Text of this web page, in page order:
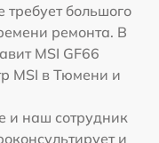
требует большого
ремонта. В
MSI GF66
MSI в Тюмени и
и наш сотрудник
и